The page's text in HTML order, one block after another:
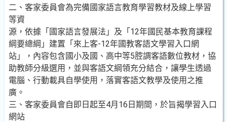
二、客家委員會為完備國家語言教育學習教材及線上學習
等資
源，依據「國家語言發展法」及「12年國民基本教育課程
綱要總綱」建置「來上客-12年國教客語文學習入口網
站」，內容包含國小及國、高中等5腔調客語數位教材，協
助教師分級選用，並與客語文綱領充分結合，讓學生透過
電腦、行動載具自學使用，落實客語文教學及使用之推
廣。
三、客家委員會自即日起至4月16日期間，於旨揭學習入口
網站